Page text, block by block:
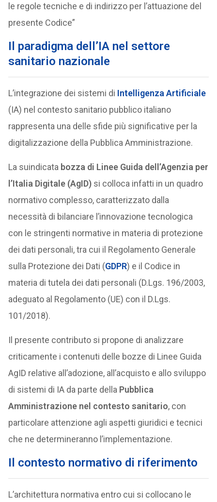
le regole tecniche e di indirizzo per l’attuazione del
presente Codice”
Il paradigma dell’IA nel settore
sanitario nazionale
L’integrazione dei sistemi di Intelligenza Artificiale
(IA) nel contesto sanitario pubblico italiano
rappresenta una delle sfide più significative per la
digitalizzazione della Pubblica Amministrazione.
La suindicata bozza di Linee Guida dell’Agenzia per
l’Italia Digitale (AgID) si colloca infatti in un quadro
normativo complesso, caratterizzato dalla
necessità di bilanciare l’innovazione tecnologica
con le stringenti normative in materia di protezione
dei dati personali, tra cui il Regolamento Generale
sulla Protezione dei Dati (GDPR) e il Codice in
materia di tutela dei dati personali (D.Lgs. 196/2003,
adeguato al Regolamento (UE) con il D.Lgs.
101/2018).
Il presente contributo si propone di analizzare
criticamente i contenuti delle bozze di Linee Guida
AgID relative all’adozione, all’acquisto e allo sviluppo
di sistemi di IA da parte della Pubblica
Amministrazione nel contesto sanitario, con
particolare attenzione agli aspetti giuridici e tecnici
che ne determineranno l’implementazione.
Il contesto normativo di riferimento
L’architettura normativa entro cui si collocano le